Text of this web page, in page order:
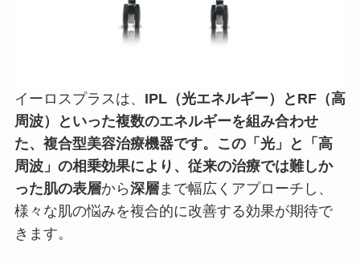
イーロスプラスは、 IPL（光エネルギー） と RF（高
周波）
といった複数のエネルギーを組み合わせ
た、複合型美容治療機器です。この「光」と「高
周波」の相乗効果により、従来の治療では難しか
った肌の表層から深層まで幅広くアプローチし、
様々な肌の悩みを複合的に改善する効果が期待で
きます。